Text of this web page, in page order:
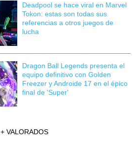
Deadpool se hace viral en Marvel
Tokon: estas son todas sus
referencias a otros juegos de
lucha
Dragon Ball Legends presenta el
equipo definitivo con Golden
Freezer y Androide 17 en el épico
final de 'Super'
+ VALORADOS